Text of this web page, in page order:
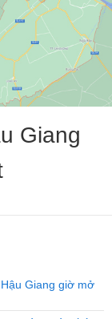
Giang
Giang giờ mở